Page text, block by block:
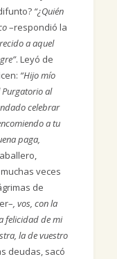
“¿Quién
–respondió la
a aquel
. Leyó de
“Hijo mío
al
celebrar
a tu
paga,
veces
de
, vos, con la
felicidad de mi
la de vuestro
deudas, sacó